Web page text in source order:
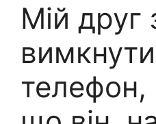
Мій друг
вимкнути
телефон,